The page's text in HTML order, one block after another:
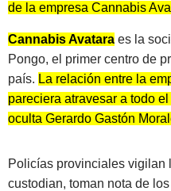
de la empresa Cannabis
Cannabis Avatara es la
Pongo, el primer centro de
país. La relación entre la
pareciera atravesar a todo
oculta Gerardo Gastón
Policías provinciales vigilan
custodian, toman nota de